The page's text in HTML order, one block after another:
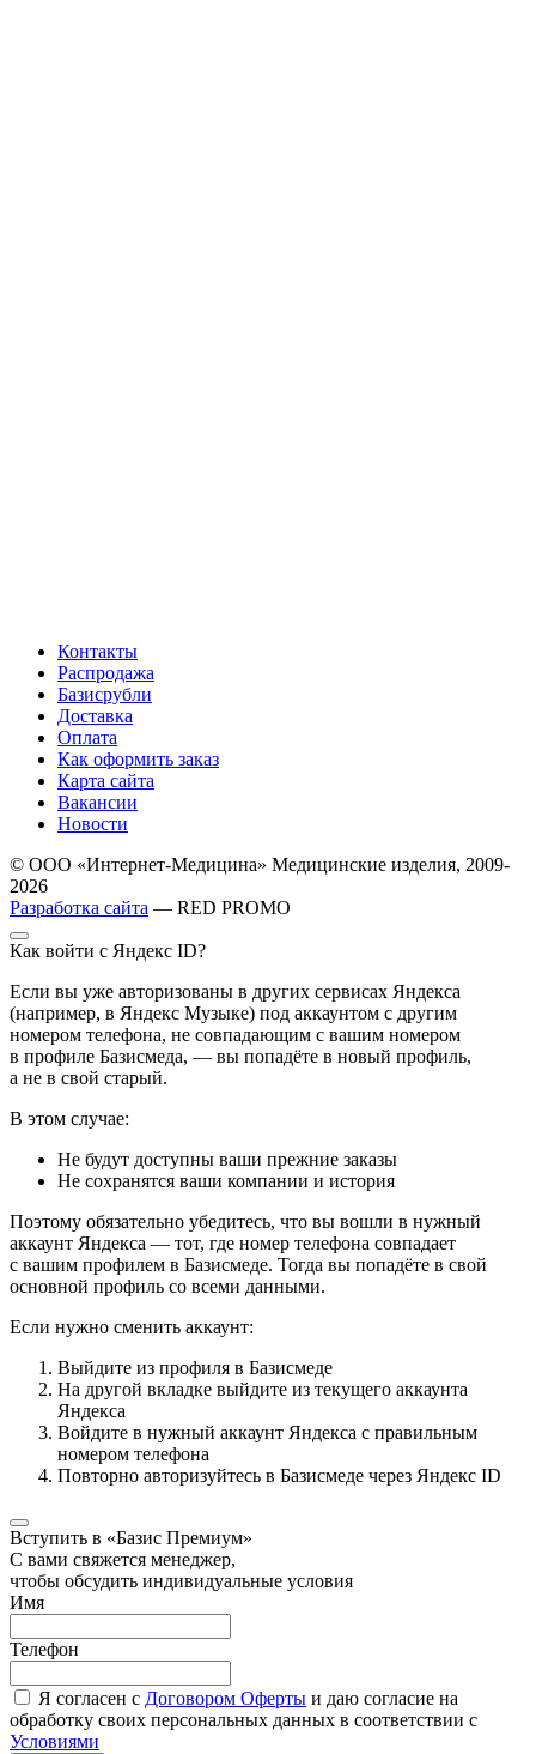
Контакты
Распродажа
Базисрубли
Доставка
Оплата
Как оформить заказ
Карта сайта
Вакансии
Новости
© ООО «Интернет-Медицина» Медицинские изделия, 2009-
2026
Разработка сайта — RED PROMO
Как войти с Яндекс ID?
Если вы уже авторизованы в других сервисах Яндекса
(например, в Яндекс Музыке) под аккаунтом с другим
номером телефона, не совпадающим с вашим номером
в профиле Базисмеда, — вы попадёте в новый профиль,
а не в свой старый.
В этом случае:
Не будут доступны ваши прежние заказы
Не сохранятся ваши компании и история
Поэтому обязательно убедитесь, что вы вошли в нужный
аккаунт Яндекса — тот, где номер телефона совпадает
с вашим профилем в Базисмеде. Тогда вы попадёте в свой
основной профиль со всеми данными.
Если нужно сменить аккаунт:
Выйдите из профиля в Базисмеде
На другой вкладке выйдите из текущего аккаунта
Яндекса
Войдите в нужный аккаунт Яндекса с правильным
номером телефона
Повторно авторизуйтесь в Базисмеде через Яндекс ID
Вступить в «Базис Премиум»
С вами свяжется менеджер,
чтобы обсудить индивидуальные условия
Имя
Телефон
Я согласен с Договором Оферты и даю согласие на
обработку своих персональных данных в соответствии с
Условиями